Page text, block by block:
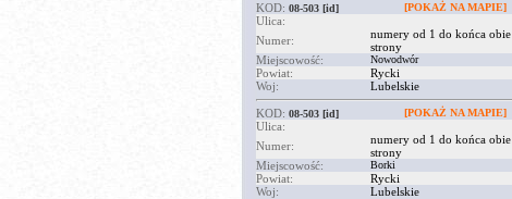
KOD: 08-503 [id] [POKAŻ NA MAPIE]
Ulica:
Numer:
numery od 1 do końca obie
strony
Miejscowość:
Nowodwór
Powiat:
Rycki
Woj:
Lubelskie
KOD: 08-503 [id] [POKAŻ NA MAPIE]
Ulica:
Numer:
numery od 1 do końca obie
strony
Miejscowość:
Borki
Powiat:
Rycki
Woj:
Lubelskie